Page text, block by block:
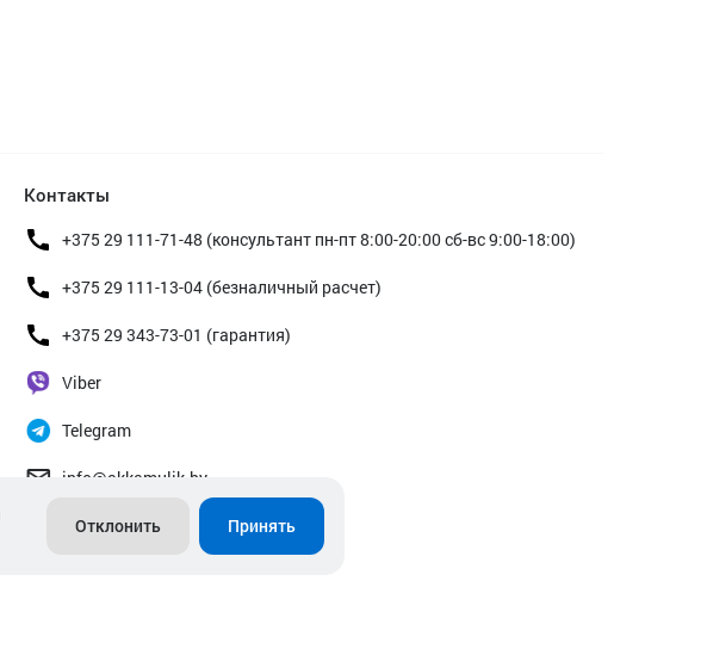
Контакты
+375 29 111-71-48 (консультант пн-пт 8:00-20:00 сб-вс 9:00-18:00)
+375 29 111-13-04 (безналичный расчет)
+375 29 343-73-01 (гарантия)
Viber
Telegram
info@akkamulik.by
Отклонить Принять